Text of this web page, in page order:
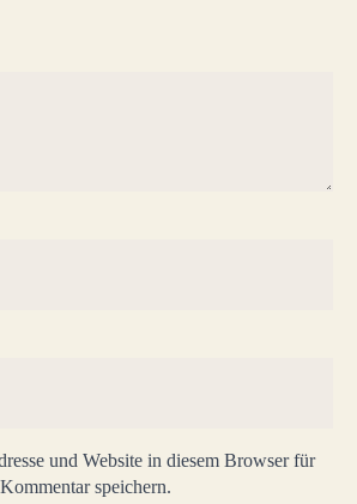
und Website in diesem Browser für
speichern.